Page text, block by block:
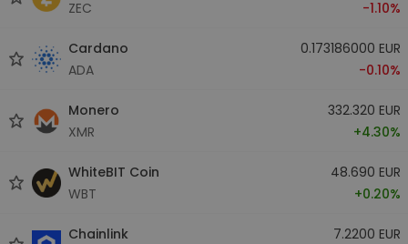
ZEC
-1.10%
Cardano
ADA
0.173186000 EUR
-0.10%
Monero
XMR
332.320 EUR
+4.30%
WhiteBIT Coin
WBT
48.690 EUR
+0.20%
Chainlink
7.2200 EUR